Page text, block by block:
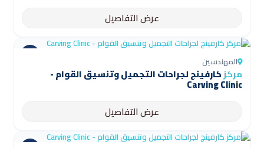
عرض التفاصيل
المهندسين
مركزكارفينج لجراحات التجميل وتنسيق القوام -
Carving Clinic
عرض التفاصيل